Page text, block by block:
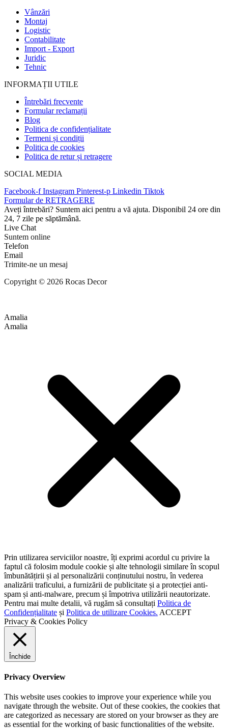
Vânzări
Montaj
Logistic
Contabilitate
Import - Export
Juridic
Tehnic
INFORMAȚII UTILE
Întrebări frecvente
Formular reclamații
Blog
Politica de confidențialitate
Termeni și condiții
Politica de cookies
Politica de retur și retragere
SOCIAL MEDIA
Facebook-f Instagram Pinterest-p Linkedin Tiktok
Formular de RETRAGERE
Aveți întrebări? Suntem aici pentru a vă ajuta. Disponibil 24 ore din
24, 7 zile pe săptămână.
Live Chat
Suntem online
Telefon
Email
Trimite-ne un mesaj
Copyright © 2026 Rocas Decor
Amalia
Amalia
Prin utilizarea serviciilor noastre, îți exprimi acordul cu privire la
faptul că folosim module cookie și alte tehnologii similare în scopul
îmbunătățirii și al personalizării conținutului nostru, în vederea
analizării traficului, a furnizării de publicitate și a protecției anti-
spam și anti-malware, precum și împotriva utilizării neautorizate.
Pentru mai multe detalii, vă rugăm să consultați Politica de
Confidențialitate și Politica de utilizare Cookies. ACCEPT
Privacy & Cookies Policy
Închide
Privacy Overview
This website uses cookies to improve your experience while you
navigate through the website. Out of these cookies, the cookies that
are categorized as necessary are stored on your browser as they are
as essential for the working of basic functionalities of the website.